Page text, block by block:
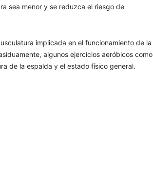
sea menor y se reduzca el riesgo de
implicada en el funcionamiento de la
algunos ejercicios aeróbicos como
de la espalda y el estado físico general.